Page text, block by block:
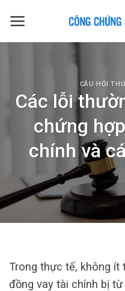
CÂU HỎI
Các lỗi
chứng
chính và
Trong thực tế, không ít
đồng vay tài chính bị